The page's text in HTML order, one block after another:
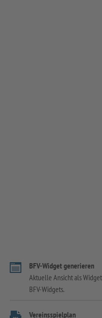
BFV-Widget generieren
Aktuelle Ansicht als
BFV-Widgets.
Vereinsspielplan